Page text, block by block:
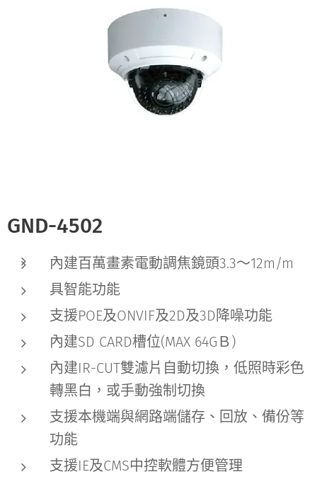
GND-4502
內建百萬畫素電動調焦鏡頭3.3～12m/m
具智能功能
支援POE及ONVIF及2D及3D降噪功能
內建SD CARD槽位(MAX 64GＢ)
內建IR-CUT雙濾片自動切換，低照時彩色
轉黑白，或手動強制切換
支援本機端與網路端儲存、回放、備份等
功能
支援IE及CMS中控軟體方便管理